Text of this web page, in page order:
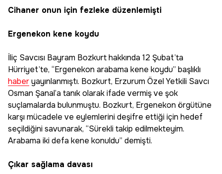
Cihaner onun için fezleke düzenlemişti
Ergenekon kene koydu
İliç Savcısı Bayram Bozkurt hakkında 12 Şubat’ta
Hürriyet’te, “Ergenekon arabama kene koydu” başlıklı
haberyayınlanmıştı. Bozkurt, Erzurum Özel Yetkili Savcı
Osman Şanal’a tanık olarak ifade vermiş ve şok
suçlamalarda bulunmuştu. Bozkurt, Ergenekon örgütüne
karşı mücadele ve eylemlerini deşifre ettiği için hedef
seçildiğini savunarak, “Sürekli takip edilmekteyim.
Arabama iki defa kene konuldu” demişti.
Çıkar sağlama davası